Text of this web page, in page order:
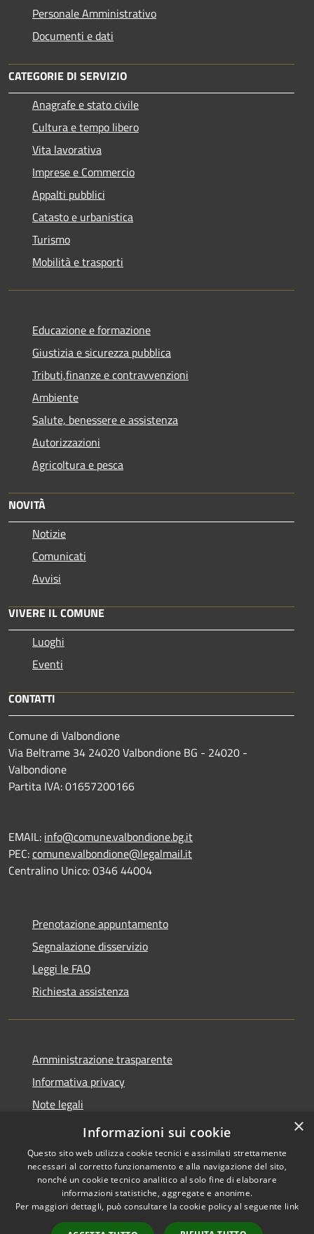
Personale Amministrativo
Documenti e dati
CATEGORIE DI SERVIZIO
Anagrafe e stato civile
Cultura e tempo libero
Vita lavorativa
Imprese e Commercio
Appalti pubblici
Catasto e urbanistica
Turismo
Mobilità e trasporti
Educazione e formazione
Giustizia e sicurezza pubblica
Tributi,finanze e contravvenzioni
Ambiente
Salute, benessere e assistenza
Autorizzazioni
Agricoltura e pesca
NOVITÀ
Notizie
Comunicati
Avvisi
VIVERE IL COMUNE
Luoghi
Eventi
CONTATTI
Comune di Valbondione
Via Beltrame 34 24020 Valbondione BG - 24020 -
Valbondione
Partita IVA: 01657200166
EMAIL: info@comune.valbondione.bg.it
PEC:comune.valbondione@legalmail.it
Centralino Unico: 0346 44004
Prenotazione appuntamento
Segnalazione disservizio
Leggi le FAQ
Richiesta assistenza
Amministrazione trasparente
Informativa privacy
Note legali
Dichiarazione di accessibilità
Accessibilità
Copyright © 2026 • Comune di
Valbondione • Powered by
×
Informazioni sui cookie
Questo sito web utilizza cookie tecnici e assimilati strettamente
necessari al corretto funzionamento e alla navigazione del sito,
nonché un cookie tecnico analitico al solo fine di elaborare
informazioni statistiche, aggregate e anonime.
Per maggiori dettagli, può consultare la cookie policy al seguente link